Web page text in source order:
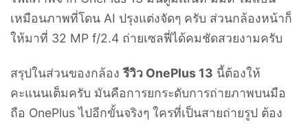
เหมือนภาพที่โดน AI ปรุงแต่งจัดๆ ครับ ส่วนกล้องหน้าก็
ให้มาที่ 32 MP f/2.4 ถ่ายเซลฟี่ได้คมชัดสวยงามครับ
สรุปในส่วนของกล้องรีวิว OnePlus 13 นี้ต้องให้
คะแนนเต็มครับ มันคือการยกระดับการถ่ายภาพบนมือ
ถือ OnePlus ไปอีกขั้นจริงๆ ใครที่เป็นสายถ่ายรูป ต้อง